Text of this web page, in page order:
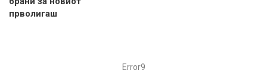
прволигаш
Error9